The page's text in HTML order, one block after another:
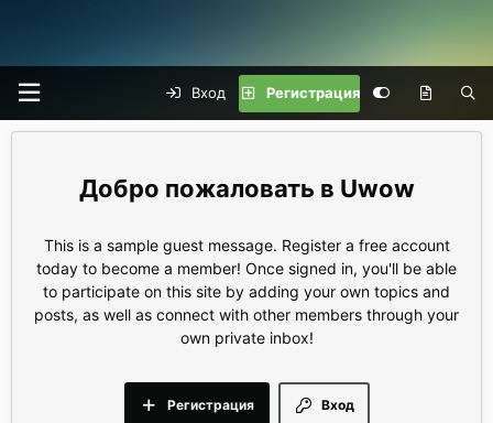
Вход Регистрация
Uwow
This is a sample guest message. Register a free account
today to become a member! Once signed in, you'll be able
to participate on this site by adding your own topics and
posts, as well as connect with other members through your
own private inbox!
Вход
Регистрация